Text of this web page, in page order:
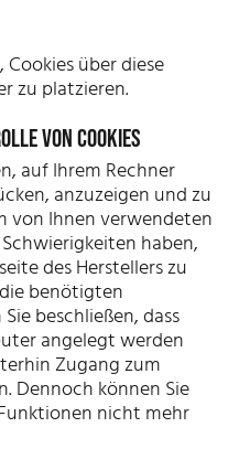
über diese
zu platzieren.
VON COOKIES
auf Ihrem Rechner
anzuzeigen und zu
von Ihnen verwendeten
haben,
des Herstellers zu
benötigten
beschließen, dass
angelegt werden
Zugang zum
Dennoch können Sie
nicht mehr